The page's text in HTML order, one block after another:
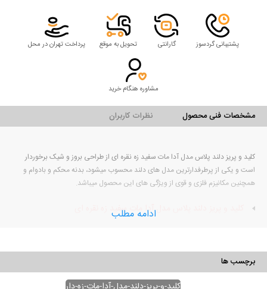
پشتیبانی گردسوز گارانتی تحویل به موقع پرداخت تهران در محل
مشاوره هنگام خرید
مشخصات فنی محصول نظرات کاربران
کلید و پریز دلند پلاس مدل آدا مات سفید زه نقره ای از طراحی بروز و شیک برخوردار
است و یکی از پرطرفدارترین مدل های دلند محسوب میشود، بدنه محکم و بادوام و
همچنین مکانیزم فلزی و قوی از ویژگی های این محصول میباشد.
کلید و پریز دلند پلاس مدل آدا مات سفید زه نقره ای
برند
دلند
مدل
سفید
ادامه مطلب
برچسب ها